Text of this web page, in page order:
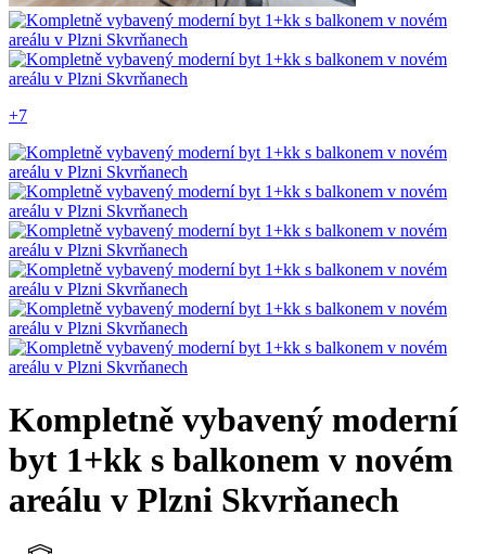
+7
Kompletně vybavený moderní
byt 1+kk s balkonem v novém
areálu v Plzni Skvrňanech